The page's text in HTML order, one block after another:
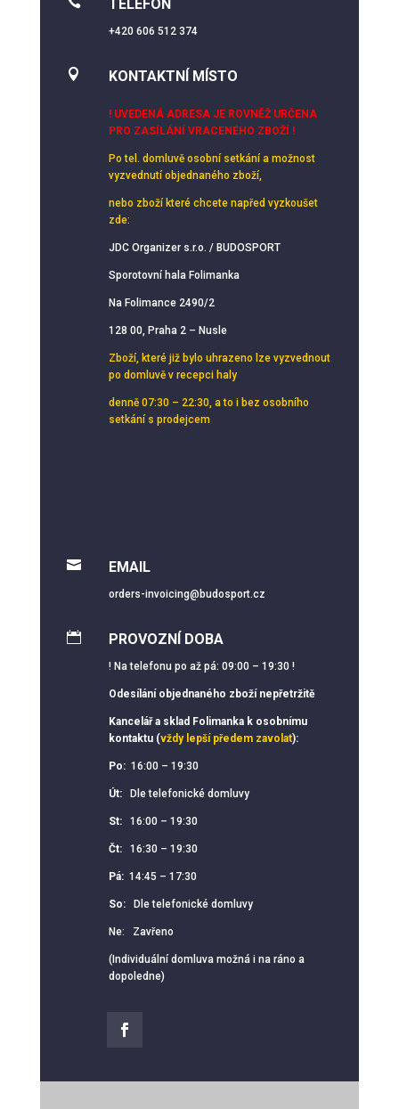
TELEFON
+420 606 512 374
 KONTAKTNÍ MÍSTO
! UVEDENÁ ADRESA JE ROVNĚŽ URČENA
PRO ZASÍLÁNÍ VRACENÉHO ZBOŽÍ !
Po tel. domluvě osobní setkánía možnost
vyzvednutí objednaného zboží,
nebo zboží které chcete napřed vyzkoušet
zde:
JDC Organizer s.r.o. / BUDOSPORT
Sporotovní hala Folimanka
Na Folimance 2490/2
128 00, Praha 2 – Nusle
Zboží, které již bylo uhrazeno lze vyzvednout
po domluvě v recepci haly
denně 07:30 – 22:30, a to i bez osobního
setkání s prodejcem
 EMAIL
orders-invoicing@budosport.cz
 PROVOZNÍ DOBA
! Na telefonu po až pá: 09:00 – 19:30 !
Odesílání objednaného zboží nepřetržitě
Kancelář a sklad Folimanka k osobnímu
kontaktu (vždy lepší předem zavolat):
Po: 16:00 – 19:30
Út:Dle telefonické domluvy
St: 16:00 – 19:30
Čt: 16:30 – 19:30
Pá:14:45 – 17:30
So: Dle telefonické domluvy
Ne: Zavřeno
(Individuální domluva možná i na ráno a
dopoledne)